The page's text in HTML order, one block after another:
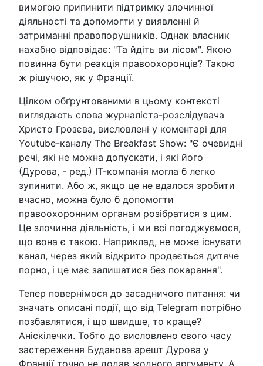
вимогою припинити підтримку злочинної
діяльності та допомогти у виявленні й
затриманні правопорушників. Однак власник
нахабно відповідає: "Та йдіть ви лісом". Якою
повинна бути реакція правоохоронців? Такою
ж рішучою, як у Франції.
Цілком обґрунтованими в цьому контексті
виглядають слова журналіста-розслідувача
Христо Грозєва, висловлені у коментарі для
Youtube-каналу The Breakfast Show: "Є очевидні
речі, які не можна допускати, і які його
(Дурова, - ред.) ІТ-компанія могла б легко
зупинити. Або ж, якщо це не вдалося зробити
вчасно, можна було б допомогти
правоохоронним органам розібратися з цим.
Це злочинна діяльність, і ми всі погоджуємося,
що вона є такою. Наприклад, не може існувати
канал, через який відкрито продається дитяче
порно, і це має залишатися без покарання".
Тепер повернімося до засадничого питання: чи
значать описані події, що від Telegram потрібно
позбавлятися, і що швидше, то краще?
Аніскілечки. Тобто до висловлено свого часу
застереження Буданова арешт Дурова у
Франції точно не додав жодного аргументу. А